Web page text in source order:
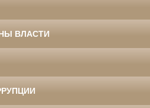
ВЛАСТИ